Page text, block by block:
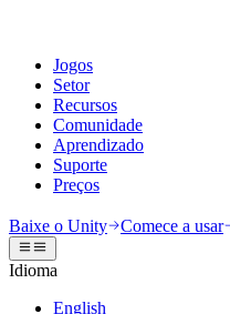
Jogos
Setor
Recursos
Comunidade
Aprendizado
Suporte
Preços
Engine do Unity
Crie jogos 2D e 3D para
Colaboração 3D
Construa e revise projetos 3D
Documentação
Discussões
Unity Learn
Domine habilidades do Unity
Obter ajuda
Ajudando você a ter sucesso
Baixe o Unity Comece a usar
Idioma
English